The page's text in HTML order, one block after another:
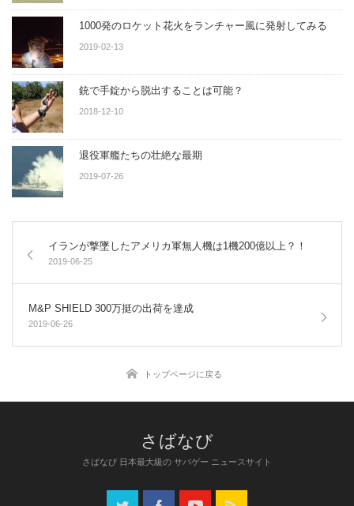
1000発のロケット花火をランチャー風に発射してみる
2019-02-13
銃で手錠から脱出することは可能？
2018-12-10
退役軍艦たちの壮絶な最期
2019-07-26
イランが撃墜したアメリカ軍無人機は1機200億以上？！
2019-06-25
M&P SHIELD 300万挺の出荷を達成
2019-06-26
トップページに戻る
さばなび 日本最大級の サバゲー ニュースサイト